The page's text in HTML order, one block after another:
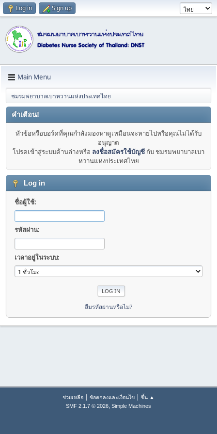
Log in Sign up
Main Menu
ชมรมพยาบาลเบาหวานแห่งประเทศไทย
คำเตือน!
หัวข้อหรือบอร์ดที่คุณกำลังมองหาดูเหมือนจะหายไปหรือคุณไม่ได้รับ
อนุญาต
โปรดเข้าสู่ระบบด้านล่างหรือ ลงชื่อสมัครใช้บัญชี กับ ชมรมพยาบาลเบา
หวานแห่งประเทศไทย
Log in
ชื่อผู้ใช้:
รหัสผ่าน:
เวลาอยู่ในระบบ:
ลืมรหัสผ่านหรือไม่?
ช่วยเหลือ | ข้อตกลงและเงื่อนไข | ขึ้น ▲
SMF 2.1.7 © 2026, Simple Machines